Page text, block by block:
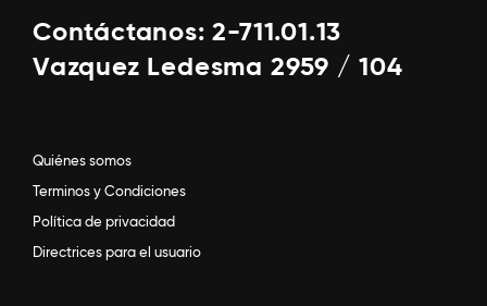
Contáctanos: 2-711.01.13
Vazquez Ledesma 2959 / 104
Quiénes somos
Terminos y Condiciones
Política de privacidad
Directrices para el usuario